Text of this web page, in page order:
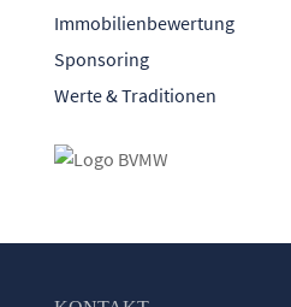
Immobilienbewertung
Sponsoring
Werte & Traditionen